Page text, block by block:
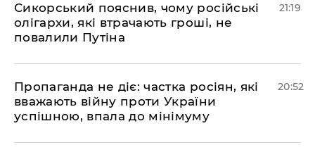
​Сикорський пояснив, чому російські
олігархи, які втрачають гроші, не
повалили Путіна
21:19
​Пропаганда не діє: частка росіян, які
вважають війну проти України
успішною, впала до мінімуму
20:52